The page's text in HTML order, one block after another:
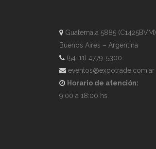
Guatemala 5885 (C1425BVM)
Buenos Aires – Argentina
(54-11) 4779-5300
eventos@expotrade.com.ar
Horario de atención:
9:00 a 18:00 hs.